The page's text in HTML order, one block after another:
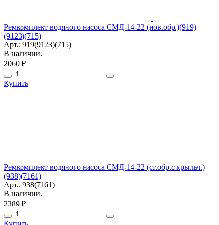
Ремкомплект водяного насоса СМД-14-22 (нов.обр.)(919)
(9123)(715)
Арт.: 919(9123)(715)
В наличии.
2060 ₽
Купить
Ремкомплект водяного насоса СМД-14-22 (ст.обр.с крыльч.)
(938)(7161)
Арт.: 938(7161)
В наличии.
2389 ₽
Купить